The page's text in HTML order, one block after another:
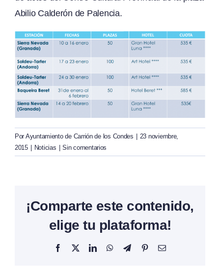
Abilio Calderón de Palencia.
Por Ayuntamiento de Carrión de los Condes
23 noviembre,
2015
Noticias Sin comentarios
¡Comparte este contenido,
elige tu plataforma!
Facebook
X LinkedInWhatsAppTelegramPinterestCorreo